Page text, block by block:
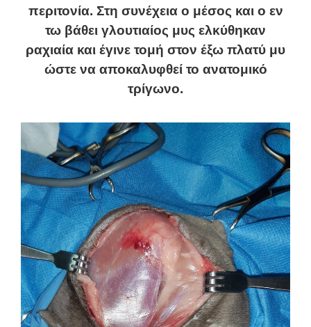
περιτονία. Στη συνέχεια ο μέσος και ο εν
τω βάθει γλουτιαίος μυς ελκύθηκαν
ραχιαία και έγινε τομή στον έξω πλατύ μυ
ώστε να αποκαλυφθεί το ανατομικό
τρίγωνο.